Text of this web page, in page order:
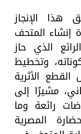
الإنجاز
إنشاء المتحف
الذي حاز
وتخطيط
القطع الأثرية
مشيرًا إلى
رائعة وما
المصرية